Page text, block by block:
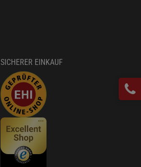
SICHERER EINKAUF